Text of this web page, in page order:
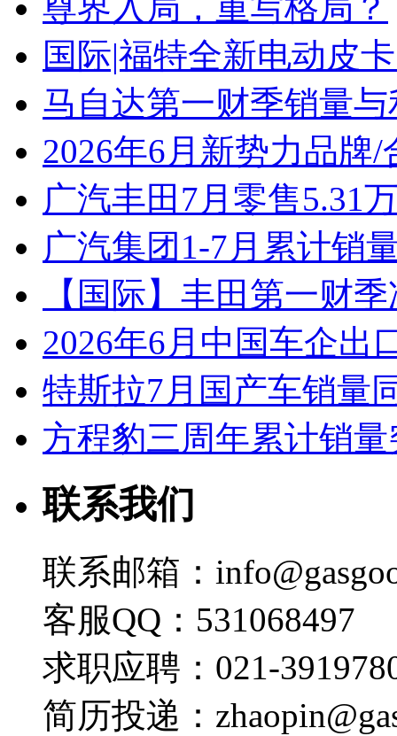
国际|福特全新电动皮
马自达第一财季销量
2026年6月新势力品牌
广汽丰田7月零售5.31
广汽集团1-7月累计销
【国际】丰田第一财
2026年6月中国车企出
特斯拉7月国产车销量
方程豹三周年累计销
联系我们
联系邮箱：
客服QQ：531068497
求职应聘：021-
简历投递：